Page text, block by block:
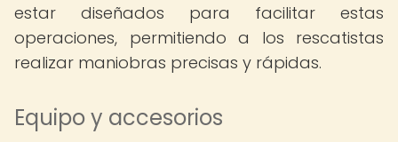
estar diseñados para facilitar estas
operaciones, permitiendo a los rescatistas
realizar maniobras precisas y rápidas.
Equipo y accesorios